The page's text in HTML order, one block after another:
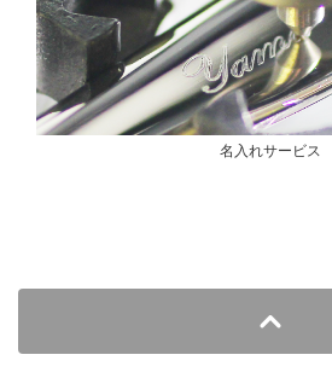
名入れサービス